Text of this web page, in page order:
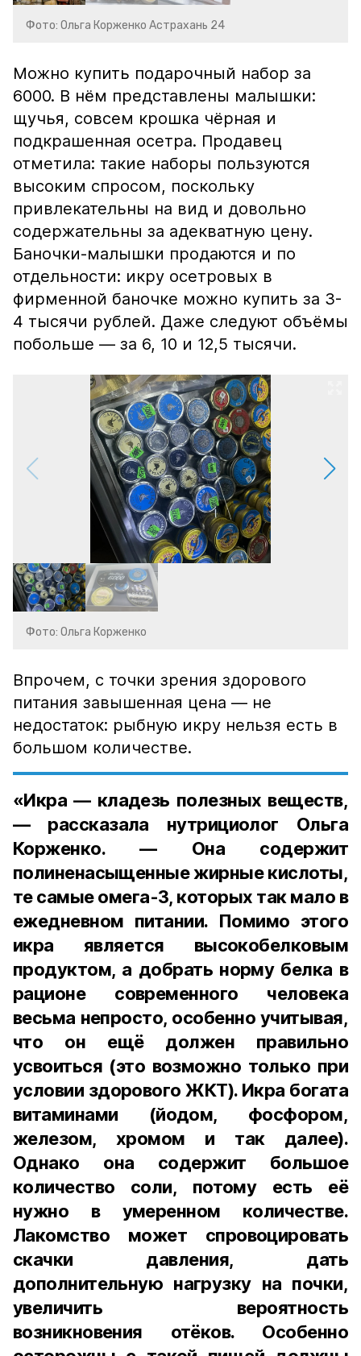
Фото: Ольга Корженко Астрахань 24
Можно купить подарочный набор за
6000. В нём представлены малышки:
щучья, совсем крошка чёрная и
подкрашенная осетра. Продавец
отметила: такие наборы пользуются
высоким спросом, поскольку
привлекательны на вид и довольно
содержательны за адекватную цену.
Баночки-малышки продаются и по
отдельности: икру осетровых в
фирменной баночке можно купить за 3-
4 тысячи рублей. Даже следуют объёмы
побольше — за 6, 10 и 12,5 тысячи.
Фото: Ольга Корженко
Впрочем, с точки зрения здорового
питания завышенная цена — не
недостаток: рыбную икру нельзя есть в
большом количестве.
«Икра — кладезь полезных веществ,
— рассказала нутрициолог Ольга
Корженко. — Она содержит
полиненасыщенные жирные кислоты,
те самые омега-3, которых так мало в
ежедневном питании. Помимо этого
икра является высокобелковым
продуктом, а добрать норму белка в
рационе современного человека
весьма непросто, особенно учитывая,
что он ещё должен правильно
усвоиться (это возможно только при
условии здорового ЖКТ). Икра богата
витаминами (йодом, фосфором,
железом, хромом и так далее).
Однако она содержит большое
количество соли, потому есть её
нужно в умеренном количестве.
Лакомство может спровоцировать
скачки давления, дать
дополнительную нагрузку на почки,
увеличить вероятность
возникновения отёков. Особенно